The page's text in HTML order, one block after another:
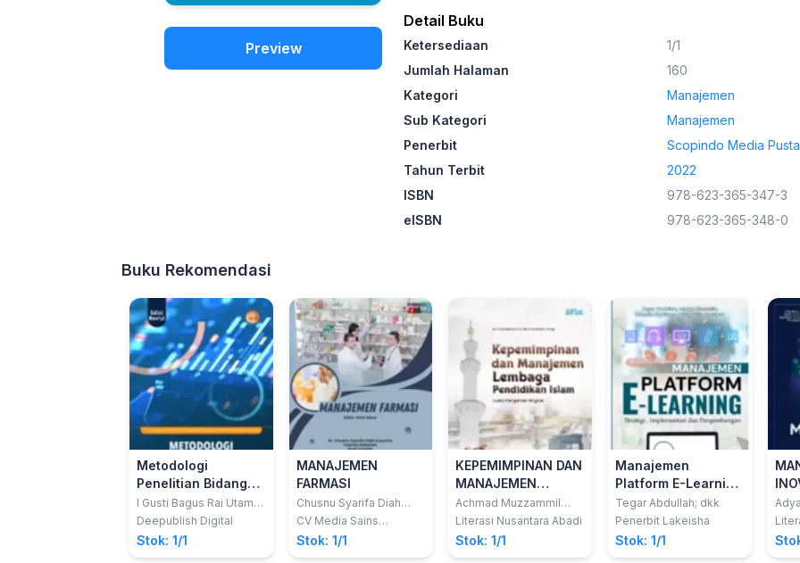
Preview
Detail Buku
Ketersediaan
1/1
Jumlah Halaman
160
Kategori
Manajemen
Sub Kategori
Manajemen
Penerbit
Scopindo Media
Tahun Terbit
2022
ISBN
978-623-365-347-3
eISBN
978-623-365-348-0
Buku Rekomendasi
Metodologi
Penelitian Bidang
Manajemen Dan
Pariwisata
(Dilengkapi Studi
Kasus Penelitian
I Gusti Bagus Rai Utama;
Ni Made Eka Mahadewi;
Ni Putu Dyah
Krismawintari
Deepublish Digital
Stok: 1/1
MANAJEMEN
FARMASI
Chusnu Syarifa Diah
Kusuma; dkk
CV Media Sains
Indonesia
Stok: 1/1
KEPEMIMPINAN DAN
MANAJEMEN
LEMBAGA
PENDIDIKAN ISLAM
Suatu Pengantar
Ringkas
Achmad Muzzammil
Alfan Nasrullah, M.Ag.
Literasi Nusantara Abadi
Stok: 1/1
Manajemen
Platform E-Learning
Strategi,
Implementasi dan
Pengembangan
Tegar Abdullah; dkk
Penerbit Lakeisha
Stok: 1/1
dkk